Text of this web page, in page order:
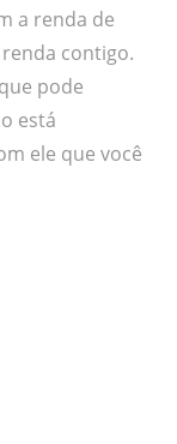
a renda de
contigo.
pode
está
ele que você